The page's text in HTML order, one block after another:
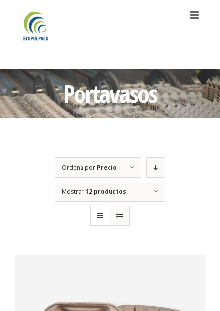
contenido
Portavasos
Ordena por Precio
Mostrar12 productos